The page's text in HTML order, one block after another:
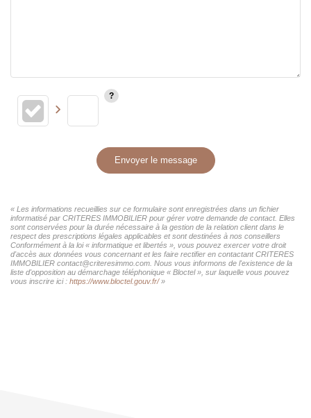
Envoyer le message
« Les informations recueillies sur ce formulaire sont enregistrées dans un fichier
informatisé par CRITERES IMMOBILIER pour gérer votre demande de contact. Elles
sont conservées pour la durée nécessaire à la gestion de la relation client dans le
respect des prescriptions légales applicables et sont destinées à nos conseillers
Conformément à la loi « informatique et libertés », vous pouvez exercer votre droit
d'accès aux données vous concernant et les faire rectifier en contactant CRITERES
IMMOBILIER contact@criteresimmo.com. Nous vous informons de l'existence de la
liste d'opposition au démarchage téléphonique « Bloctel », sur laquelle vous pouvez
vous inscrire ici : https://www.bloctel.gouv.fr/»